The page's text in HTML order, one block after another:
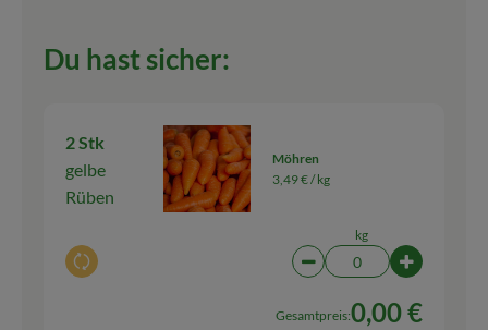
Du hast sicher:
2 Stk
gelbe
Rüben
Auswahl ändern
Möhren
3,49 € /kg
kg
Artikelanzahl
Gesamtpreis:0,00 €